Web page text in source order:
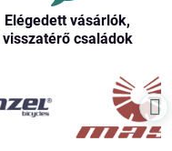
Elégedett vásárlók,
visszatérő családok